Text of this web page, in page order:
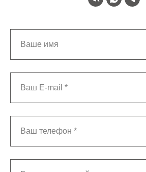
Ваше имя
Ваш E-mail *
Ваш телефон *